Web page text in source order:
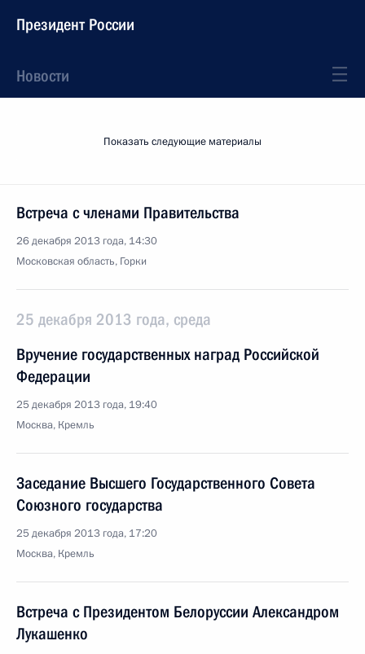
Президент России
Новости
Показать следующие материалы
Встреча с членами Правительства
26 декабря 2013 года, 14:30
Московская область, Горки
25 декабря 2013 года, среда
Вручение государственных наград Российской
Федерации
25 декабря 2013 года, 19:40
Москва, Кремль
Заседание Высшего Государственного Совета
Союзного государства
25 декабря 2013 года, 17:20
Москва, Кремль
Встреча с Президентом Белоруссии Александром
Лукашенко